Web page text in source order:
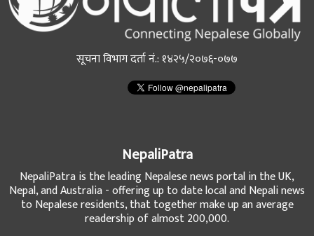
सूचना विभाग दर्ता नं.: १४२५/२०७६-०७७
NepaliPatra
NepaliPatra is the leading Nepalese news portal in the UK,
Nepal, and Australia - offering up to date local and Nepali news
to Nepalese residents, that together make up an average
readership of almost 200,000.